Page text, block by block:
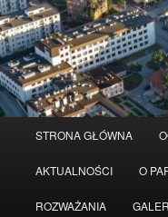
Przeskocz
do
tekstu
STRONA GŁÓWNA
AKTUALNOŚCI O
ROZWAŻANIA
Serwis wykorzystuje pliki